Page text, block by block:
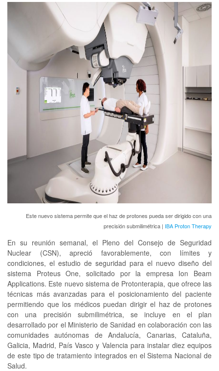
Este nuevo sistema permite que el haz de protones pueda ser dirigido con una
precisión submilimétrica | IBA Proton Therapy
En su reunión semanal, el Pleno del Consejo de Seguridad
Nuclear (CSN), apreció favorablemente, con límites y
condiciones, el estudio de seguridad para el nuevo diseño del
sistema Proteus One, solicitado por la empresa Ion Beam
Applications. Este nuevo sistema de Protonterapia, que ofrece las
técnicas más avanzadas para el posicionamiento del paciente
permitiendo que los médicos puedan dirigir el haz de protones
con una precisión submilimétrica, se incluye en el plan
desarrollado por el Ministerio de Sanidad en colaboración con las
comunidades autónomas de Andalucía, Canarias, Cataluña,
Galicia, Madrid, País Vasco y Valencia para instalar diez equipos
de este tipo de tratamiento integrados en el Sistema Nacional de
Salud.